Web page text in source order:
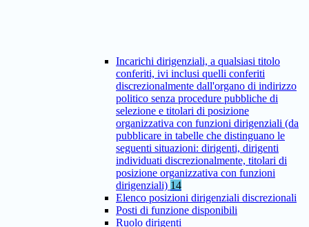
Incarichi dirigenziali, a qualsiasi titolo
conferiti, ivi inclusi quelli conferiti
discrezionalmente dall'organo di indirizzo
politico senza procedure pubbliche di
selezione e titolari di posizione
organizzativa con funzioni dirigenziali (da
pubblicare in tabelle che distinguano le
seguenti situazioni: dirigenti, dirigenti
individuati discrezionalmente, titolari di
posizione organizzativa con funzioni
dirigenziali) 14
Elenco posizioni dirigenziali discrezionali
Posti di funzione disponibili
Ruolo dirigenti